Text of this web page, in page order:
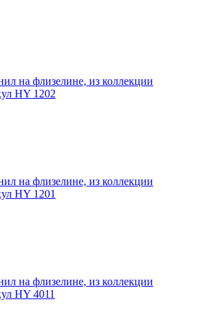
на флизелине, из коллекции
HY 1202
на флизелине, из коллекции
HY 1201
на флизелине, из коллекции
HY 4011